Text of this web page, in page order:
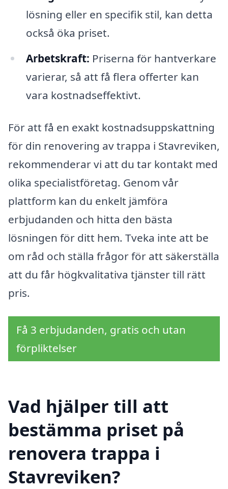
lösning eller en specifik stil, kan detta
också öka priset.
Arbetskraft: Priserna för hantverkare
varierar, så att få flera offerter kan
vara kostnadseffektivt.
För att få en exakt kostnadsuppskattning
för din renovering av trappa i Stavreviken,
rekommenderar vi att du tar kontakt med
olika specialistföretag. Genom vår
plattform kan du enkelt jämföra
erbjudanden och hitta den bästa
lösningen för ditt hem. Tveka inte att be
om råd och ställa frågor för att säkerställa
att du får högkvalitativa tjänster till rätt
pris.
Få 3 erbjudanden, gratis och utan
förpliktelser
Vad hjälper till att
bestämma priset på
renovera trappa i
Stavreviken?